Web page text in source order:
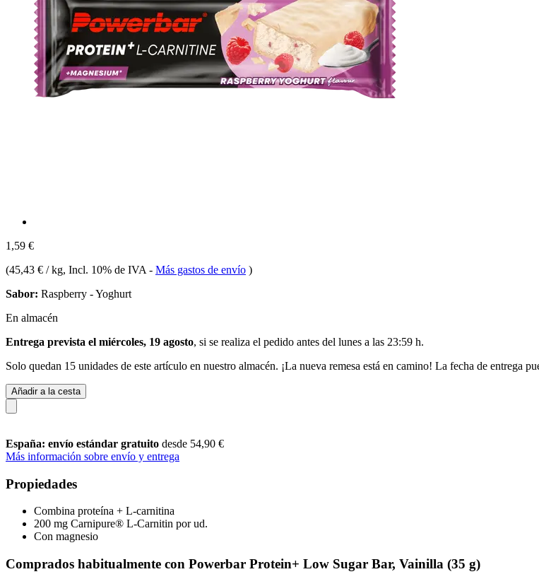
1,59 €
(45,43 € / kg, Incl. 10% de IVA - Más gastos de envío )
Sabor: Raspberry - Yoghurt
En almacén
Entrega prevista el miércoles, 19 agosto, si se realiza el pedido antes del lunes a las 23:59 h.
Solo quedan 15 unidades de este artículo en nuestro almacén. ¡La nueva remesa está en camino! La fecha de entrega
Añadir a la cesta
España: envío estándar gratuito desde 54,90 €
Más información sobre envío y entrega
Propiedades
Combina proteína + L-carnitina
200 mg Carnipure® L-Carnitin por ud.
Con magnesio
Comprados habitualmente con Powerbar Protein+ Low Sugar Bar, Vainilla (35 g)